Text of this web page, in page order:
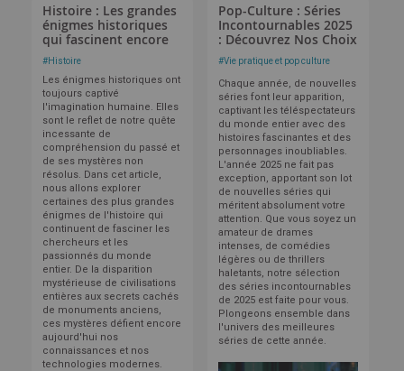
Histoire : Les grandes
énigmes historiques
qui fascinent encore
#Histoire
Les énigmes historiques ont
toujours captivé
l'imagination humaine. Elles
sont le reflet de notre quête
incessante de
compréhension du passé et
de ses mystères non
résolus. Dans cet article,
nous allons explorer
certaines des plus grandes
énigmes de l'histoire qui
continuent de fasciner les
chercheurs et les
passionnés du monde
entier. De la disparition
mystérieuse de civilisations
entières aux secrets cachés
de monuments anciens,
ces mystères défient encore
aujourd'hui nos
connaissances et nos
technologies modernes.
Pop-Culture : Séries
Incontournables 2025
: Découvrez Nos Choix
#Vie pratique et pop culture
Chaque année, de nouvelles
séries font leur apparition,
captivant les téléspectateurs
du monde entier avec des
histoires fascinantes et des
personnages inoubliables.
L'année 2025 ne fait pas
exception, apportant son lot
de nouvelles séries qui
méritent absolument votre
attention. Que vous soyez un
amateur de drames
intenses, de comédies
légères ou de thrillers
haletants, notre sélection
des séries incontournables
de 2025 est faite pour vous.
Plongeons ensemble dans
l'univers des meilleures
séries de cette année.